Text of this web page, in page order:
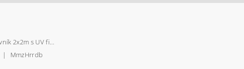
Záhradný fóliovník 2x2m s UV filtrom STANDARD
|
MmzHrrdb